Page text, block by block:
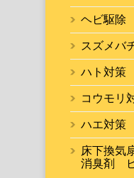
ヘビ駆除
スズメバ
ハト対策
コウモリ
ハエ対策
床下換気
消臭剤